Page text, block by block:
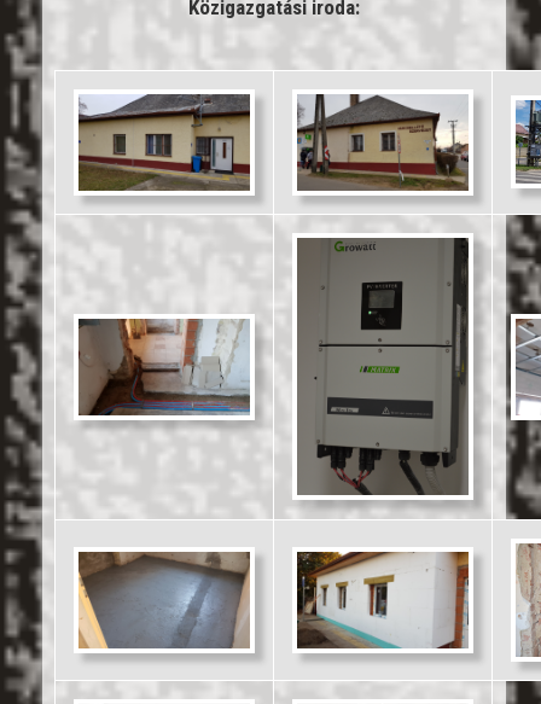
Közigazgatási iroda: